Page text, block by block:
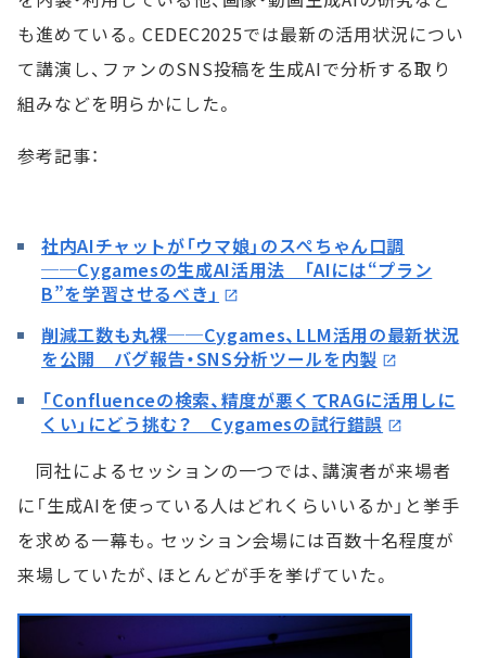
も進めている。CEDEC2025では最新の活用状況につい
て講演し、ファンのSNS投稿を生成AIで分析する取り
組みなどを明らかにした。
参考記事：
社内AIチャットが「ウマ娘」のスぺちゃん口調
──Cygamesの生成AI活用法 「AIには“プラン
B”を学習させるべき」
削減工数も丸裸──Cygames、LLM活用の最新状況
を公開 バグ報告・SNS分析ツールを内製
「Confluenceの検索、精度が悪くてRAGに活用しに
くい」にどう挑む？ Cygamesの試行錯誤
同社によるセッションの一つでは、講演者が来場者
に「生成AIを使っている人はどれくらいいるか」と挙手
を求める一幕も。セッション会場には百数十名程度が
来場していたが、ほとんどが手を挙げていた。